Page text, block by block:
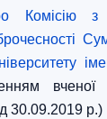
Комісію з
вченої
30.09.2019 р.)